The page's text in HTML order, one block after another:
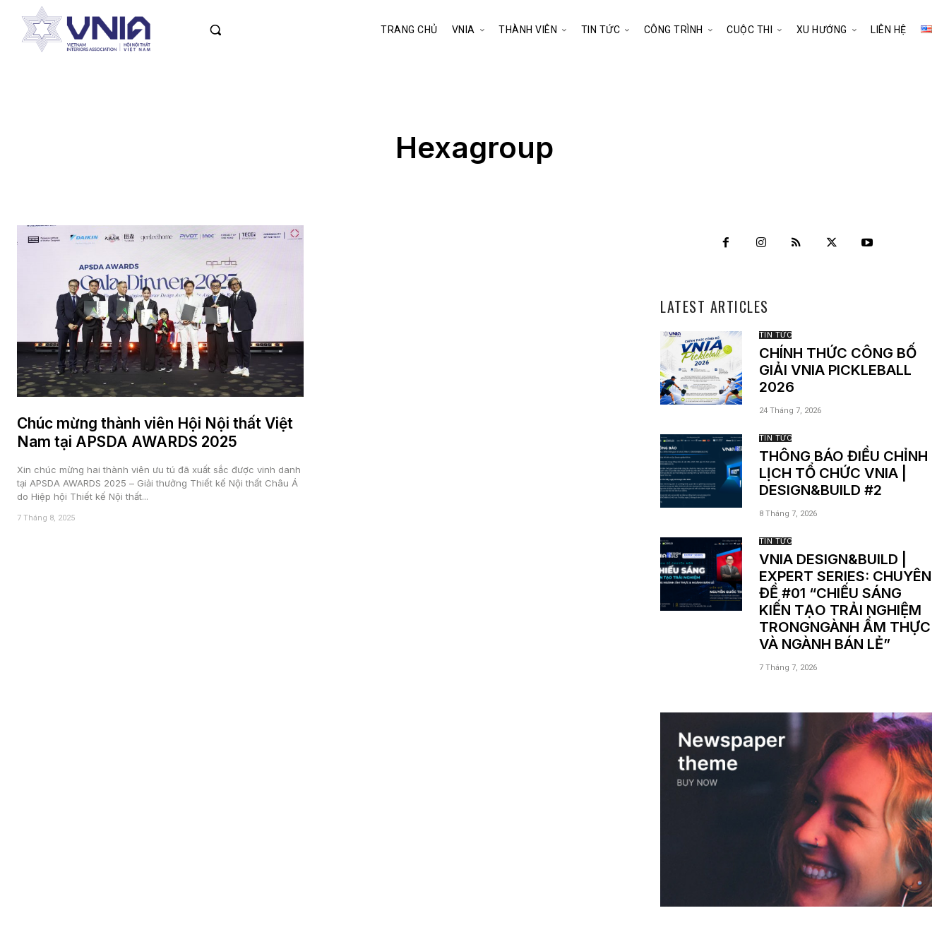
TRANG CHỦ VNIA THÀNH VIÊN TIN TỨC CÔNG TRÌNH CUỘC THI XU HƯỚNG LIÊN HỆ
Hexagroup
Chúc mừng thành viên Hội Nội thất Việt
Nam tại APSDA AWARDS 2025
Xin chúc mừng hai thành viên ưu tú đã xuất sắc được vinh danh
tại APSDA AWARDS 2025 – Giải thưởng Thiết kế Nội thất Châu Á
do Hiệp hội Thiết kế Nội thất...
7 Tháng 8, 2025
LATEST ARTICLES
TIN TỨC
CHÍNH THỨC CÔNG BỐ
GIẢI VNIA PICKLEBALL
2026
24 Tháng 7, 2026
TIN TỨC
THÔNG BÁO ĐIỀU CHỈNH
LỊCH TỔ CHỨC VNIA |
DESIGN&BUILD #2
8 Tháng 7, 2026
TIN TỨC
VNIA DESIGN&BUILD |
EXPERT SERIES: CHUYÊN
ĐỀ #01 “CHIẾU SÁNG
KIẾN TẠO TRẢI NGHIỆM
TRONGNGÀNH ẨM THỰC
VÀ NGÀNH BÁN LẺ”
7 Tháng 7, 2026